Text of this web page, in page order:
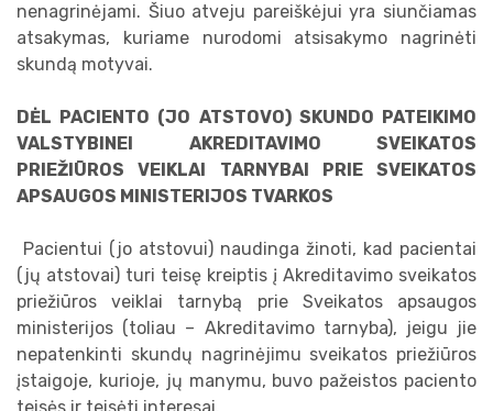
nenagrinėjami. Šiuo atveju pareiškėjui yra siunčiamas
atsakymas, kuriame nurodomi atsisakymo nagrinėti
skundą motyvai.
DĖL PACIENTO (JO ATSTOVO) SKUNDO PATEIKIMO
VALSTYBINEI AKREDITAVIMO SVEIKATOS
PRIEŽIŪROS VEIKLAI TARNYBAI PRIE SVEIKATOS
APSAUGOS MINISTERIJOS TVARKOS
Pacientui (jo atstovui) naudinga žinoti, kad pacientai
(jų atstovai) turi teisę kreiptis į Akreditavimo sveikatos
priežiūros veiklai tarnybą prie Sveikatos apsaugos
ministerijos (toliau – Akreditavimo tarnyba), jeigu jie
nepatenkinti skundų nagrinėjimu sveikatos priežiūros
įstaigoje, kurioje, jų manymu, buvo pažeistos paciento